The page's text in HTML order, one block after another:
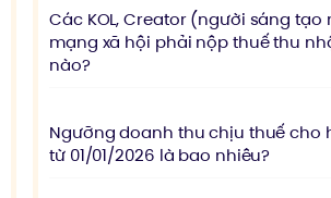
Các KOL, Creator (người sáng
mạng xã hội phải nộp thuế thu
nào?
Ngưỡng doanh thu chịu thuế cho
từ 01/01/2026 là bao nhiêu?